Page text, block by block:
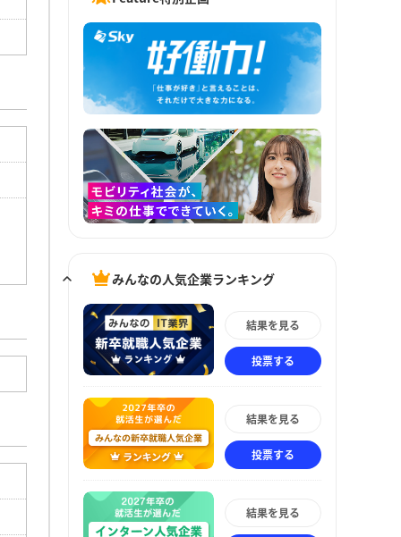
みんなの人気企業ランキング
結果を見る
投票する
結果を見る
投票する
結果を見る